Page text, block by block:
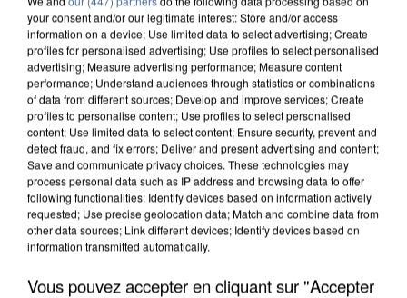
UN SECOND CADRE DE LA DZ MAFIA
INTERPELLÉ EN ALGÉRIE
your consent and/or our legitimate interest: Store and/or access
information on a device; Use limited data to select advertising; Create
profiles for personalised advertising; Use profiles to select personalised
advertising; Measure advertising performance; Measure content
performance; Understand audiences through statistics or combinations
of data from different sources; Develop and improve services; Create
profiles to personalise content; Use profiles to select personalised
content; Use limited data to select content; Ensure security, prevent and
detect fraud, and fix errors; Deliver and present advertising and content;
Save and communicate privacy choices. These technologies may
process personal data such as IP address and browsing data to offer
following functionalities: Identify devices based on information actively
requested; Use precise geolocation data; Match and combine data from
other data sources; Link different devices; Identify devices based on
information transmitted automatically.
Vous pouvez accepter en cliquant sur "Accepter